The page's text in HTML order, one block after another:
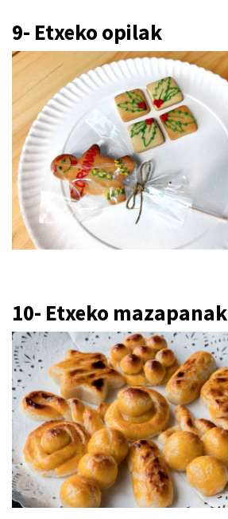
9- Etxeko opilak
10- Etxeko mazapanak